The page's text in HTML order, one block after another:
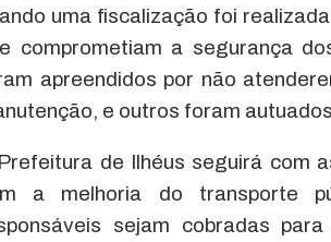
uma fiscalização foi
comprometiam a segurança
apreendidos por não
e outros foram
de Ilhéus seguirá com
a melhoria do transporte
sejam cobradas